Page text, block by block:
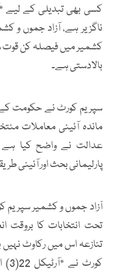
ناگزیر ہے، آزاد جموں و
کشمیر میں فیصلہ کن قوت
بالادستی ہے۔
سپریم کورٹ نے حکومت
ماندہ آئینی معاملات
عدالت نے واضح کیا ہے
پارلیمانی بحث اور آئینی
تحت انتخابات کا بروقت
تنازعہ اس میں رکاوٹ